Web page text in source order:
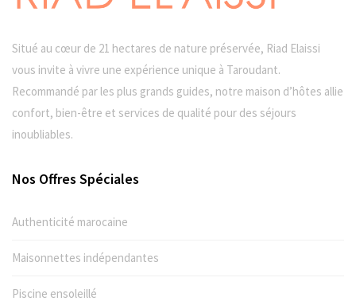
Situé au cœur de 21 hectares de nature préservée, Riad Elaissi
vous invite à vivre une expérience unique à Taroudant.
Recommandé par les plus grands guides, notre maison d’hôtes allie
confort, bien-être et services de qualité pour des séjours
inoubliables.
Nos Offres Spéciales
Authenticité marocaine
Maisonnettes indépendantes
Piscine ensoleillé